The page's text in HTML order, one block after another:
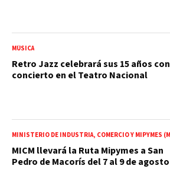
MÚSICA
Retro Jazz celebrará sus 15 años con
concierto en el Teatro Nacional
MICM llevará la Ruta Mipymes a San
Pedro de Macorís del 7 al 9 de agosto